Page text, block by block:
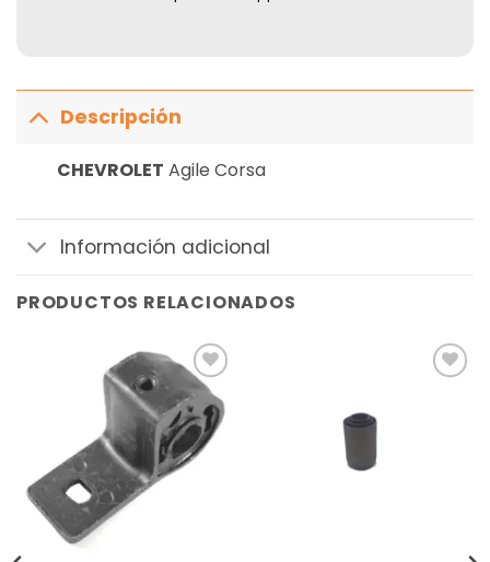
Descripción
CHEVROLET Agile Corsa
Información adicional
PRODUCTOS RELACIONADOS
Añadir
a la
lista de
deseos